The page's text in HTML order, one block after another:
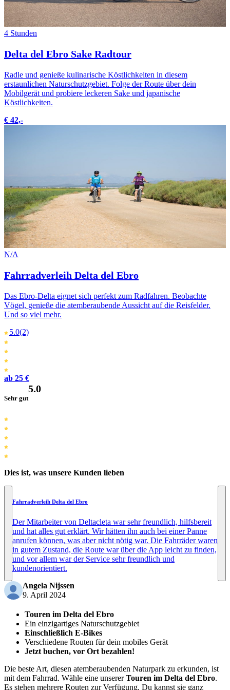
4 Stunden
Delta del Ebro Sake Radtour
Radle und genieße kulinarische Köstlichkeiten in diesem
erstaunlichen Naturschutzgebiet. Folge der Route über dein
Mobilgerät und probiere leckeren Sake und japanische
Köstlichkeiten.
€ 42,-
N/A
Fahrradverleih Delta del Ebro
Das Ebro-Delta eignet sich perfekt zum Radfahren. Beobachte
Vögel, genieße die atemberaubende Aussicht auf die Reisfelder.
Und so viel mehr.
5.0(2)
ab 25 €
Sehr gut
5.0
Dies ist, was unsere Kunden lieben
Fahrradverleih Delta del Ebro
Der Mitarbeiter von Deltacleta war sehr freundlich, hilfsbereit
und hat alles gut erklärt. Wir hätten ihn auch bei einer Panne
anrufen können, was aber nicht nötig war. Die Fahrräder waren
in gutem Zustand, die Route war über die App leicht zu finden,
und vor allem war der Service sehr freundlich und
kundenorientiert.
Angela Nijssen
9. April 2024
Touren im Delta del Ebro
Ein einzigartiges Naturschutzgebiet
Einschließlich E-Bikes
Verschiedene Routen für dein mobiles Gerät
Jetzt buchen, vor Ort bezahlen!
Die beste Art, diesen atemberaubenden Naturpark zu erkunden, ist
mit dem Fahrrad. Wähle eine unsererTouren im Delta del Ebro.
Es stehen mehrere Routen zur Verfügung. Du kannst sie ganz